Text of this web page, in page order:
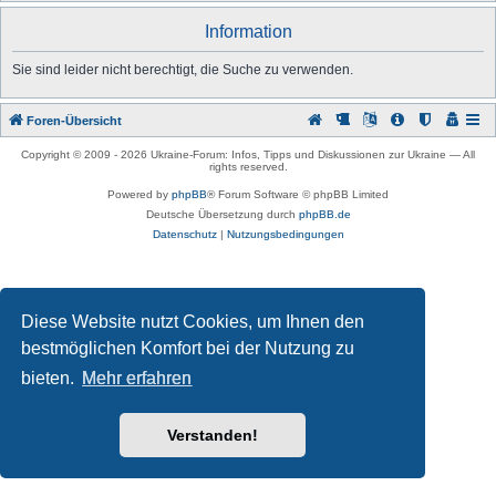
Diese Website nutzt Cookies, um Ihnen den
bestmöglichen Komfort bei der Nutzung zu
bieten.
Mehr erfahren
Verstanden!
u
Information
Sie sind leider nicht berechtigt, die Suche zu verwenden.
Foren-Übersicht
Copyright © 2009 - 2026 Ukraine-Forum: Infos, Tipps und Diskussionen zur Ukraine — All
rights reserved.
Powered by phpBB® Forum Software © phpBB Limited
Deutsche Übersetzung durch phpBB.de
Datenschutz| Nutzungsbedingungen